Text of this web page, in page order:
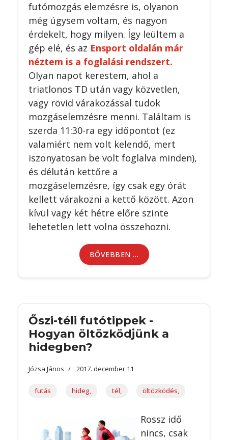
futómozgás elemzésre is, olyanon
még úgysem voltam, és nagyon
érdekelt, hogy milyen. Így leültem a
gép elé, és az Ensport oldalán már
néztem is a foglalási rendszert.
Olyan napot kerestem, ahol a
triatlonos TD után vagy közvetlen,
vagy rövid várakozással tudok
mozgáselemzésre menni. Találtam is
szerda 11:30-ra egy időpontot (ez
valamiért nem volt kelendő, mert
iszonyatosan be volt foglalva minden),
és délután kettőre a
mozgáselemzésre, így csak egy órát
kellett várakozni a kettő között. Azon
kívül vagy két hétre előre szinte
lehetetlen lett volna összehozni.
BŐVEBBEN …
Őszi-téli futótippek -
Hogyan öltözködjünk a
hidegben?
Józsa János 2017. december 11
futás hideg, tél, öltözködés,
Rossz idő
nincs, csak